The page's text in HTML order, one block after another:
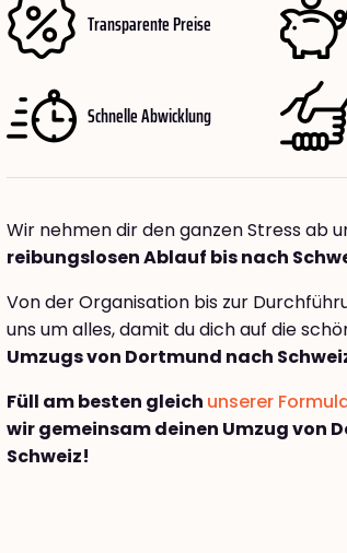
Transparente Preise
Schnelle Abwicklung
Wir nehmen dir den ganzen Stress ab
reibungslosen Ablauf bis nach
Von der Organisation bis zur
uns um alles, damit du dich auf die
Umzugs von Dortmund nach
Füll am besten gleich unserer
wir gemeinsam deinen Umzug von
Schweiz!